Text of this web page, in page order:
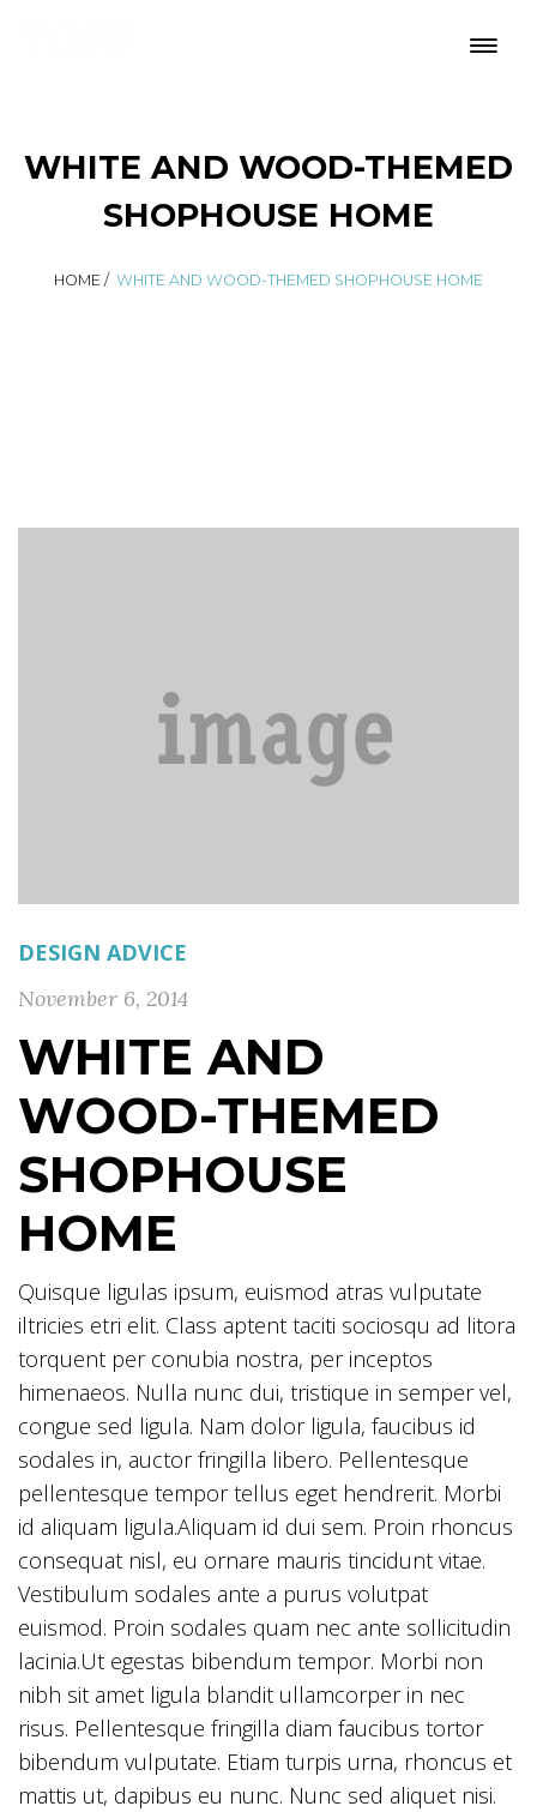
WHITE AND WOOD-THEMED
SHOPHOUSE HOME
HOME / WHITE AND WOOD-THEMED SHOPHOUSE HOME
DESIGN ADVICE
November 6, 2014
WHITE AND
WOOD-THEMED
SHOPHOUSE
HOME
Quisque ligulas ipsum, euismod atras vulputate
iltricies etri elit. Class aptent taciti sociosqu ad litora
torquent per conubia nostra, per inceptos
himenaeos. Nulla nunc dui, tristique in semper vel,
congue sed ligula. Nam dolor ligula, faucibus id
sodales in, auctor fringilla libero. Pellentesque
pellentesque tempor tellus eget hendrerit. Morbi
id aliquam ligula.Aliquam id dui sem. Proin rhoncus
consequat nisl, eu ornare mauris tincidunt vitae.
Vestibulum sodales ante a purus volutpat
euismod. Proin sodales quam nec ante sollicitudin
lacinia.Ut egestas bibendum tempor. Morbi non
nibh sit amet ligula blandit ullamcorper in nec
risus. Pellentesque fringilla diam faucibus tortor
bibendum vulputate. Etiam turpis urna, rhoncus et
mattis ut, dapibus eu nunc. Nunc sed aliquet nisi.